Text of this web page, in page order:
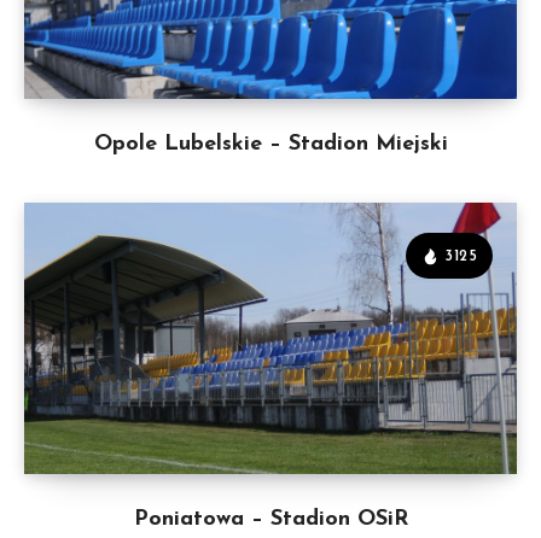
Opole Lubelskie – Stadion Miejski
Poniatowa – Stadion OSiR
3125